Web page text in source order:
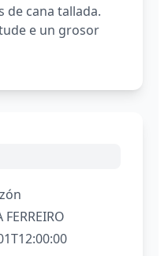
de cana tallada.
e un grosor
FERREIRO